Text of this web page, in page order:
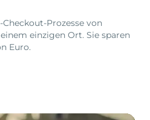
Prozesse von
einzigen Ort. Sie sparen
Euro.